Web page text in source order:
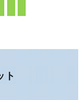
ト